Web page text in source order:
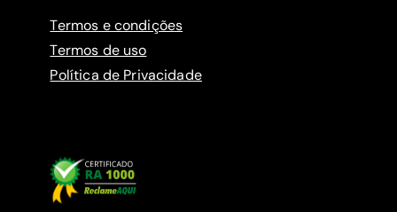
Termos e condições
Termos de uso
Política de Privacidade